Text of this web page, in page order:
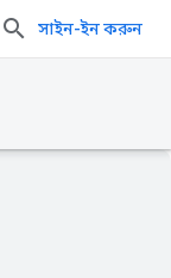
সাইন-ইন করুন